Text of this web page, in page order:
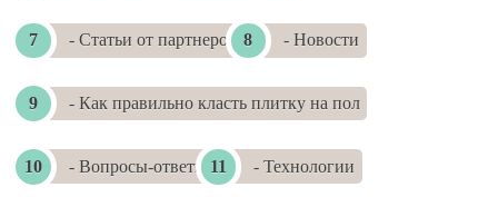
- Статьи от партнеров - Новости
- Как правильно класть плитку на пол
- Вопросы-ответы - Технологии